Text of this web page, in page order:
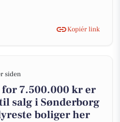
Kopiér link
siden
7.500.000 kr er
salg i Sønderborg
boliger her